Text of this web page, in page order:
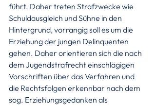
führt. Daher treten Strafzwecke wie
Schuldausgleich und Sühne in den
Hintergrund, vorrangig soll es um die
Erziehung der jungen Delinquenten
gehen. Daher orientieren sich die nach
dem Jugendstrafrecht einschlägigen
Vorschriften über das Verfahren und
die Rechtsfolgen erkennbar nach dem
sog. Erziehungsgedanken als